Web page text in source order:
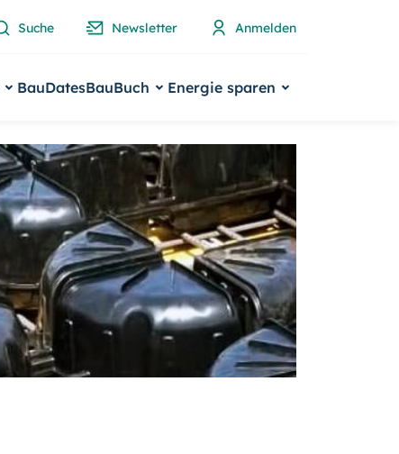
Suche Newsletter Anmelden
BauDatesBauBuch Energie sparen